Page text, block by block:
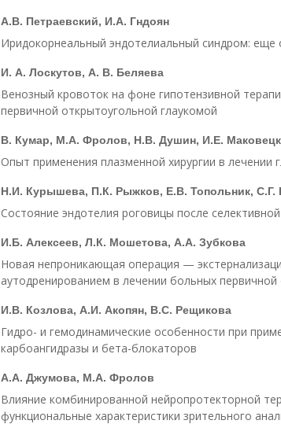
А.В. Петраевский, И.А. Гндоян
Иридокорнеальный эндотелиальный синдром: еще
И. А. Лоскутов, А. В. Беляева
Венозный кровоток на фоне гипотензивной
первичной открытоугольной глаукомой
В. Кумар, М.А. Фролов, Н.В. Душин, И.Е.
Опыт применения плазменной хирургии в лечении
Н.И. Курышева, П.К. Рыжков, Е.В. Топольник, С.Г.
Состояние эндотелия роговицы после
И.Б. Алексеев, Л.К. Мошетова, А.А. Зубкова
Новая непроникающая операция —
аутодренированием в лечении больных
И.В. Козлова, А.И. Акопян, В.С. Рещикова
Гидро- и гемодинамические особенности при
карбоангидразы и бета-блокаторов
А.А. Джумова, М.А. Фролов
Влияние комбинированной нейропротекторной
функциональные характеристики зрительного